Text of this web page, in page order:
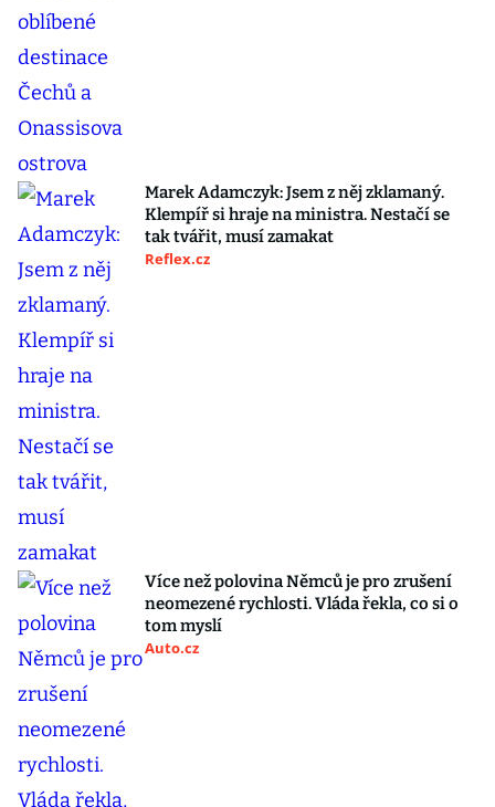
Marek Adamczyk: Jsem z něj zklamaný.
Klempíř si hraje na ministra. Nestačí se
tak tvářit, musí zamakat
Reflex.cz
Více než polovina Němců je pro zrušení
neomezené rychlosti. Vláda řekla, co si o
tom myslí
Auto.cz